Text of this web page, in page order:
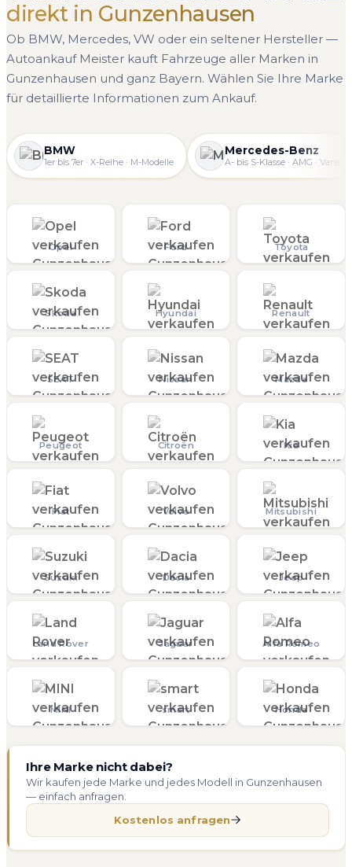
direkt in Gunzenhausen
Ob BMW, Mercedes, VW oder ein seltener Hersteller —
Autoankauf Meister kauft Fahrzeuge aller Marken in
Gunzenhausen und ganz Bayern. Wählen Sie Ihre Marke
für detaillierte Informationen zum Ankauf.
BMW
1er bis 7er · X-Reihe · M-Modelle
Mercedes-Benz
A- bis S-Klasse · AMG · Vans
Opel Ford Toyota
Skoda Hyundai Renault
SEAT Nissan Mazda
Peugeot Citroën Kia
Fiat Volvo Mitsubishi
Suzuki Dacia Jeep
Land Rover Jaguar Alfa Romeo
MINI smart Honda
Ihre Marke nicht dabei?
Wir kaufen jede Marke und jedes Modell in Gunzenhausen
— einfach anfragen.
Kostenlos anfragen